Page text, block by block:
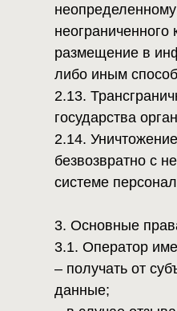
безвозвратно с
системе
3. Основные права
3.1. Оператор имеет
– получать от
данные;
– в случае отзыва
продолжить
указанных в
обязанностей,
правовыми актами,
если иное не
3.2. Оператор обязан:
– предоставлять